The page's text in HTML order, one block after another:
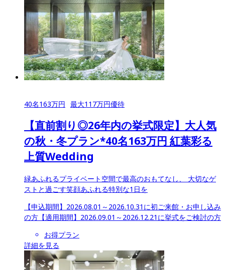
40名163万円 最大117万円優待
【直前割り◎26年内の挙式限定】大人気
の秋・冬プラン*40名163万円 紅葉彩る
上質Wedding
緑あふれるプライベート空間で最高のおもてなし、 大切なゲ
ストと過ごす笑顔あふれる特別な1日を
【申込期間】 2026.08.01～2026.10.31に初ご来館・お申し込み
の方 【適用期間】 2026.09.01～2026.12.21に挙式をご検討の方
お得プラン
詳細を見る